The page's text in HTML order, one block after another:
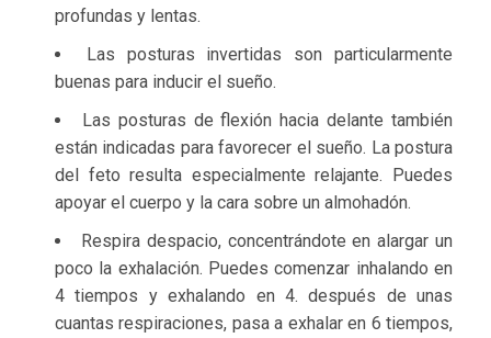
profundas y lentas.
Las posturas invertidas son particularmente
buenas para inducir el sueño.
Las posturas de flexión hacia delante también
están indicadas para favorecer el sueño. La postura
del feto resulta especialmente relajante. Puedes
apoyar el cuerpo y la cara sobre un almohadón.
Respira despacio, concentrándote en alargar un
poco la exhalación. Puedes comenzar inhalando en
4 tiempos y exhalando en 4. después de unas
cuantas respiraciones, pasa a exhalar en 6 tiempos,